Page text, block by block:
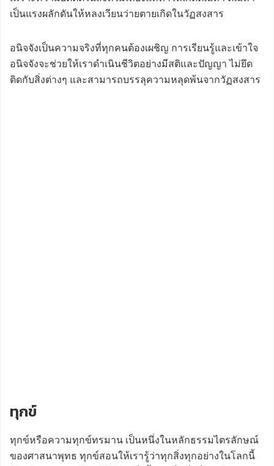
เป็นแรงผลักดันให้หลงเวียนว่ายตายเกิดในวัฏสงสาร
อนิจจังเป็นความจริงที่ทุกคนต้องเผชิญ การเรียนรู้และเข้าใจ
อนิจจังจะช่วยให้เราดำเนินชีวิตอย่างมีสติและปัญญา ไม่ยึด
ติดกับสิ่งต่างๆ และสามารถบรรลุความหลุดพ้นจากวัฏสงสาร
ทุกข์
ทุกข์หรือความทุกข์ทรมาน เป็นหนึ่งในหลักธรรมไตรลักษณ์
ของศาสนาพุทธ ทุกข์สอนให้เรารู้ว่าทุกสิ่งทุกอย่างในโลกนี้